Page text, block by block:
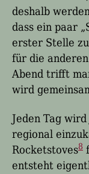
deshalb
dass ein paar
erster Stelle
für die
Abend trifft
wird
Jeden Tag
regional
Rocketstoves8
entsteht